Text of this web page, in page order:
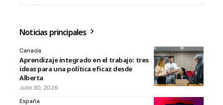
Noticias principales
Canada
Aprendizaje integrado en el trabajo: tres
ideas para una política eficaz desde
Alberta
Julio 30, 2026
España